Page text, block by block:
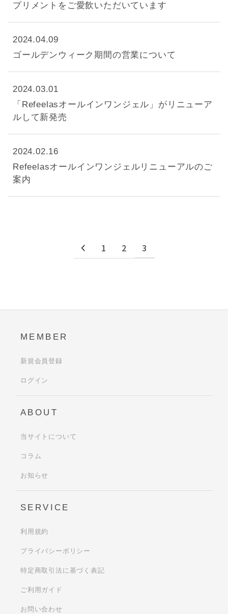
プリメントをご愛飲いただいています
2024.04.09
ゴールデンウィーク期間の営業について
2024.03.01
「Refeelasオールインワンジェル」がリニューア
ルして新発売
2024.02.16
Refeelasオールインワンジェルリニューアルのご
案内
1 2 3
MEMBER
新規会員登録
ログイン
ABOUT
当サイトについて
コラム
お知らせ
SERVICE
利用規約
プライバシーポリシー
特定商取引法に基づく表記
ご利用ガイド
お問い合わせ